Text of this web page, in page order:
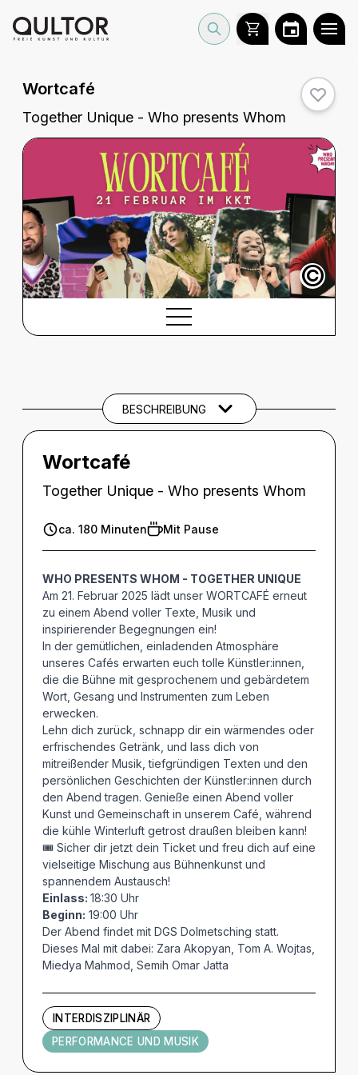
Wortcafé
Together Unique - Who presents Whom
©
THEMEN UND SCHLAGWÖRTER
BESCHREIBUNG
Wortcafé
Together Unique - Who presents Whom
ca. 180 Minuten Mit Pause
WHO PRESENTS WHOM - TOGETHER UNIQUE
Am 21. Februar 2025 lädt unser WORTCAFÉ erneut
zu einem Abend voller Texte, Musik und
inspirierender Begegnungen ein!
In der gemütlichen, einladenden Atmosphäre
unseres Cafés erwarten euch tolle Künstler:innen,
die die Bühne mit gesprochenem und gebärdetem
Wort, Gesang und Instrumenten zum Leben
erwecken.
Lehn dich zurück, schnapp dir ein wärmendes oder
erfrischendes Getränk, und lass dich von
mitreißender Musik, tiefgründigen Texten und den
persönlichen Geschichten der Künstler:innen durch
den Abend tragen. Genieße einen Abend voller
Kunst und Gemeinschaft in unserem Café, während
die kühle Winterluft getrost draußen bleiben kann!
🎟️ Sicher dir jetzt dein Ticket und freu dich auf eine
vielseitige Mischung aus Bühnenkunst und
spannendem Austausch!
Einlass: 18:30 Uhr
Beginn: 19:00 Uhr
Der Abend findet mit DGS Dolmetsching statt.
Dieses Mal mit dabei: Zara Akopyan, Tom A. Wojtas,
Miedya Mahmod, Semih Omar Jatta
INTERDISZIPLINÄR
PERFORMANCE UND MUSIK